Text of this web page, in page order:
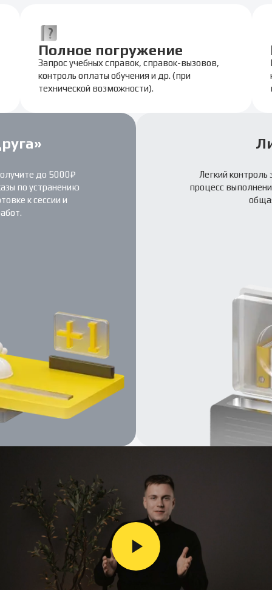
Полное погружение
Запрос учебных справок, справок-вызовов,
контроль оплаты обучения и др. (при
технической возможности).
до 5000₽
по устранению
к сессии и
Легкий
процесс